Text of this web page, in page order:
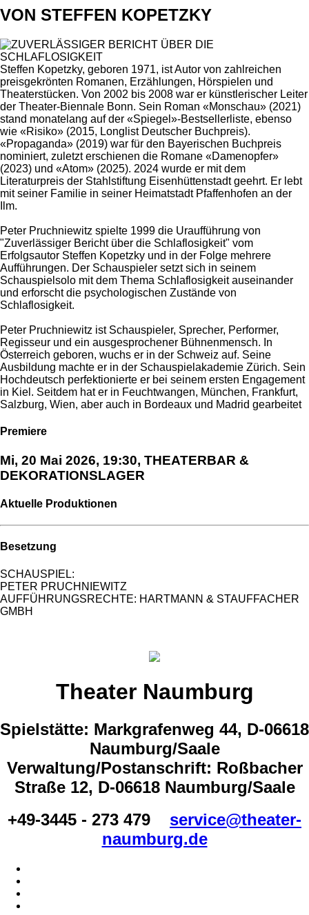
VON STEFFEN KOPETZKY
Steffen Kopetzky, geboren 1971, ist Autor von zahlreichen
preisgekrönten Romanen, Erzählungen, Hörspielen und
Theaterstücken. Von 2002 bis 2008 war er künstlerischer Leiter
der Theater-Biennale Bonn. Sein Roman «Monschau» (2021)
stand monatelang auf der «Spiegel»-Bestsellerliste, ebenso
wie «Risiko» (2015, Longlist Deutscher Buchpreis).
«Propaganda» (2019) war für den Bayerischen Buchpreis
nominiert, zuletzt erschienen die Romane «Damenopfer»
(2023) und «Atom» (2025). 2024 wurde er mit dem
Literaturpreis der Stahlstiftung Eisenhüttenstadt geehrt. Er lebt
mit seiner Familie in seiner Heimatstadt Pfaffenhofen an der
Ilm.
Peter Pruchniewitz spielte 1999 die Uraufführung von
"Zuverlässiger Bericht über die Schlaflosigkeit" vom
Erfolgsautor Steffen Kopetzky und in der Folge mehrere
Aufführungen. Der Schauspieler setzt sich in seinem
Schauspielsolo mit dem Thema Schlaflosigkeit auseinander
und erforscht die psychologischen Zustände von
Schlaflosigkeit.
Peter Pruchniewitz ist Schauspieler, Sprecher, Performer,
Regisseur und ein ausgesprochener Bühnenmensch. In
Österreich geboren, wuchs er in der Schweiz auf. Seine
Ausbildung machte er in der Schauspielakademie Zürich. Sein
Hochdeutsch perfektionierte er bei seinem ersten Engagement
in Kiel. Seitdem hat er in Feuchtwangen, München, Frankfurt,
Salzburg, Wien, aber auch in Bordeaux und Madrid gearbeitet
Premiere
Mi, 20 Mai 2026, 19:30, THEATERBAR &
DEKORATIONSLAGER
Aktuelle Produktionen
Besetzung
SCHAUSPIEL:
PETER PRUCHNIEWITZ
AUFFÜHRUNGSRECHTE: HARTMANN & STAUFFACHER
GMBH
Theater Naumburg
Spielstätte: Markgrafenweg 44, D-06618
Naumburg/Saale
Verwaltung/Postanschrift: Roßbacher
Straße 12, D-06618 Naumburg/Saale
+49-3445 - 273 479
service@theater-
naumburg.de